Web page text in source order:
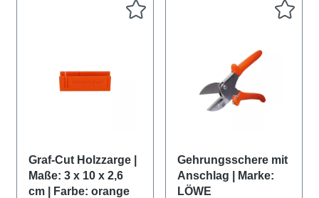
Graf-Cut Holzzarge |
Maße: 3 x 10 x 2,6
cm | Farbe: orange
Gehrungsschere mit
Anschlag | Marke:
LÖWE